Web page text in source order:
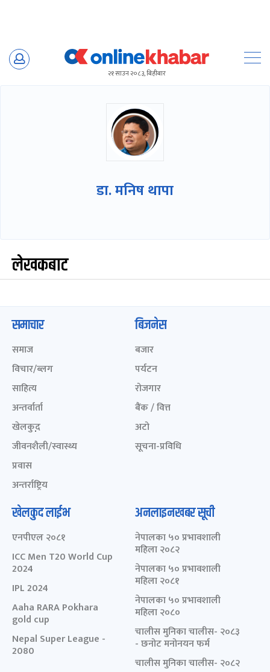
Skip
२१ साउन २०८३, बिहीबार
डा. मनिष थापा
लेखकबाट
समाचार
समाज
विचार/ब्लग
साहित्य
अन्तर्वार्ता
खेलकुद़़
जीवनशैली/स्वास्थ्य
प्रवास
अन्तर्राष्ट्रिय
बिजनेस
बजार
पर्यटन
रोजगार
बैंक / वित्त
अटो
सूचना-प्रविधि
खेलकुद लाईभ
एनपीएल २०८१
ICC Men T20 World Cup
2024
IPL 2024
Aaha RARA Pokhara
gold cup
Nepal Super League -
2080
अनलाइनखबर सूची
नेपालका ५० प्रभावशाली
महिला २०८२
नेपालका ५० प्रभावशाली
महिला २०८१
नेपालका ५० प्रभावशाली
महिला २०८०
चालीस मुनिका चालीस- २०८३
- छनोट मनोनयन फर्म
चालीस मुनिका चालीस- २०८२